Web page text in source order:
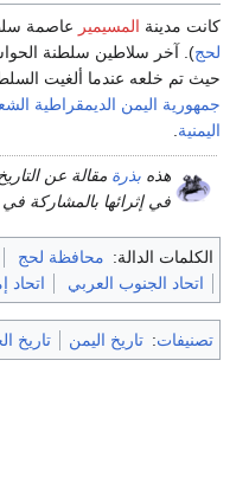
كانت مدينة المسيمير عاصمة
لحج). آخر سلاطين سلطنة
حيث تم خلعه عندما ألغيت السلطنة في عام
جمهورية اليمن الديمقراطية
اليمنية
هذه بذرة مقالة عن
في إثرائها بالمشاركة
الكلمات الدالة: محافظة لحج
اتحاد الجنوب العربي
اتحاد
تصنيفات: تاريخ اليمن تاريخ